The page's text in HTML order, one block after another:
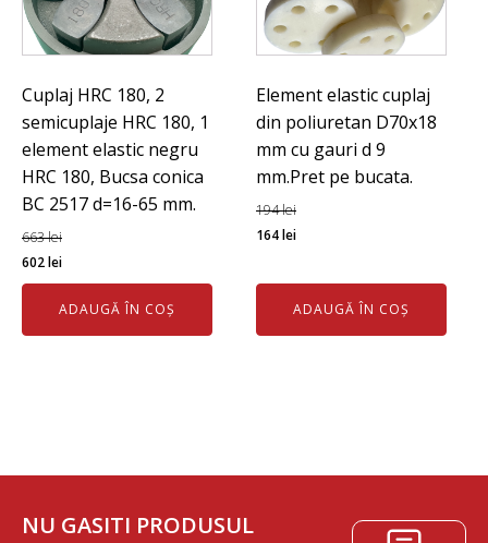
Cuplaj HRC 180, 2
semicuplaje HRC 180, 1
element elastic negru
HRC 180, Bucsa conica
BC 2517 d=16-65 mm.
663lei
Prețul
inițial
fost:
602leiPrețul
curent
este:
602 lei.
ADAUGĂ ÎN COȘ
Element elastic cuplaj
din poliuretan D70x18
mm cu gauri d 9
mm.Pret pe bucata.
194lei
Prețul
a
fost:
194 lei.
164leiPrețul
este:
164 lei.
ADAUGĂ ÎN COȘ
NU GASITI PRODUSUL